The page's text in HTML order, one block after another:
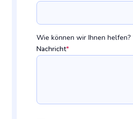
Nachricht*
Wie können wir Ihnen helfen?